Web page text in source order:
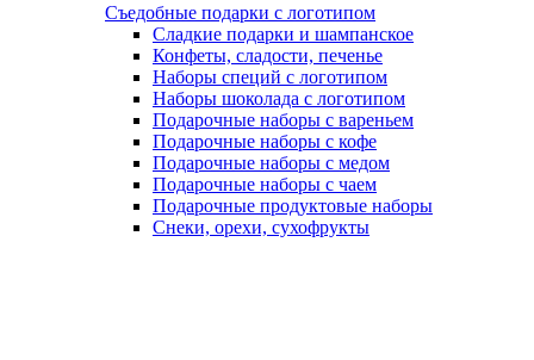
Съедобные подарки с логотипом
Сладкие подарки и шампанское
Конфеты, сладости, печенье
Наборы специй с логотипом
Наборы шоколада с логотипом
Подарочные наборы с вареньем
Подарочные наборы с кофе
Подарочные наборы с медом
Подарочные наборы с чаем
Подарочные продуктовые наборы
Снеки, орехи, сухофрукты